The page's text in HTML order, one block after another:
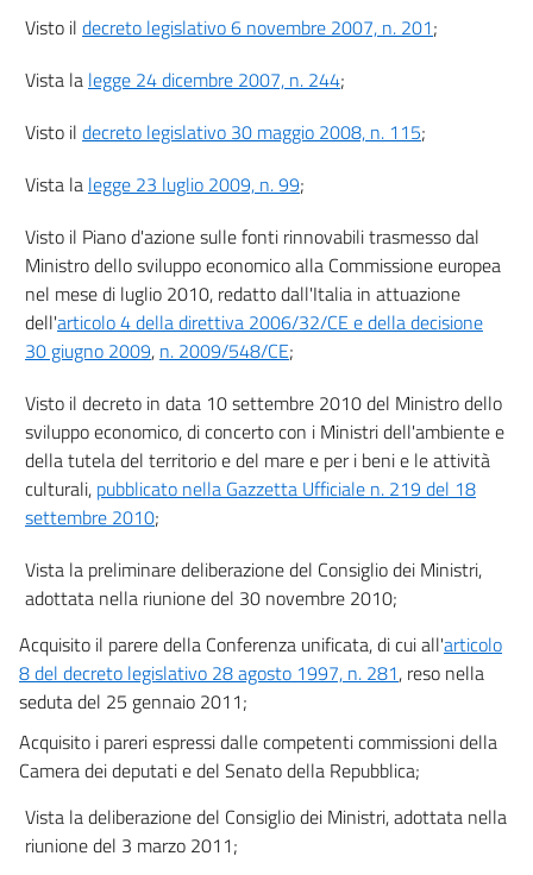
33
34
35
37
Titolo VII
SOSTENIBILITÀ DI BIOCARBURANTI E BIOLIQUIDI
38
39
Titolo VIII
MONITORAGGIO, CONTROLLO E RELAZIONE
MONITORAGGIO E RELAZIONI
40
41
Capo II
CONTROLLI E SANZIONI
42
44
Visto il decreto legislativo 6 novembre 2007, n. 201;
Vista la legge 24 dicembre 2007, n. 244;
Visto il decreto legislativo 30 maggio 2008, n. 115;
Vista la legge 23 luglio 2009, n. 99;
Visto il Piano d'azione sulle fonti rinnovabili trasmesso dal
Ministro dello sviluppo economico alla Commissione europea
nel mese di luglio 2010, redatto dall'Italia in attuazione
dell'articolo 4 della direttiva 2006/32/CE e della decisione
30 giugno 2009, n. 2009/548/CE;
Visto il decreto in data 10 settembre 2010 del Ministro dello
sviluppo economico, di concerto con i Ministri dell'ambiente e
della tutela del territorio e del mare e per i beni e le attività
culturali, pubblicato nella Gazzetta Ufficiale n. 219 del 18
settembre 2010;
Vista la preliminare deliberazione del Consiglio dei Ministri,
adottata nella riunione del 30 novembre 2010;
Acquisito il parere della Conferenza unificata, di cui all'articolo
8 del decreto legislativo 28 agosto 1997, n. 281, reso nella
seduta del 25 gennaio 2011;
Acquisito i pareri espressi dalle competenti commissioni della
Camera dei deputati e del Senato della Repubblica;
Vista la deliberazione del Consiglio dei Ministri, adottata nella
riunione del 3 marzo 2011;